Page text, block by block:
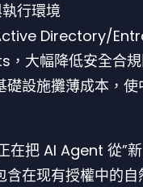
行環境
Directory/
，大幅降低安全合
礎設施攤薄成本，使
把 AI Agent 從”
含在现有授權中的自